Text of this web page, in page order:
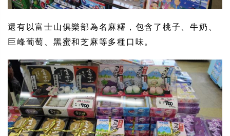
還有以富士山俱樂部為名麻糬，包含了桃子、牛奶、
巨峰葡萄、黑蜜和芝麻等多種口味。